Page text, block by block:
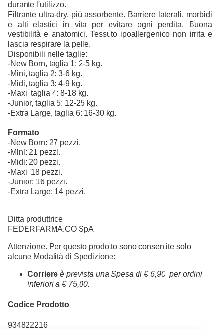
durante l'utilizzo.
Filtrante ultra-dry, più assorbente. Barriere laterali, morbidi
e alti elastici in vita per evitare ogni perdita. Buona
vestibilità e anatomici. Tessuto ipoallergenico non irrita e
lascia respirare la pelle.
Disponibili nelle taglie:
-New Born, taglia 1: 2-5 kg.
-Mini, taglia 2: 3-6 kg.
-Midi, taglia 3: 4-9 kg.
-Maxi, taglia 4: 8-18 kg.
-Junior, taglia 5: 12-25 kg.
-Extra Large, taglia 6: 16-30 kg.
Formato
-New Born: 27 pezzi.
-Mini: 21 pezzi.
-Midi: 20 pezzi.
-Maxi: 18 pezzi.
-Junior: 16 pezzi.
-Extra Large: 14 pezzi.
Ditta produttrice
FEDERFARMA.CO SpA
Attenzione. Per questo prodotto sono consentite solo
alcune Modalità di Spedizione:
Corriere è prevista una Spesa di € 6,90 per ordini
inferiori a € 75,00.
Codice Prodotto
934822216